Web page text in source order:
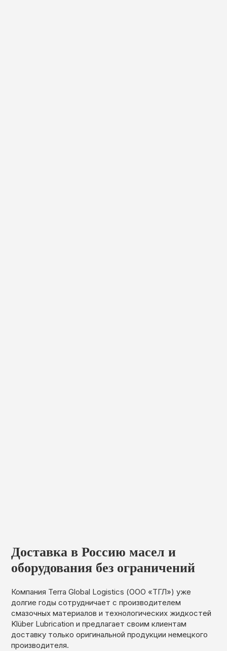
Доставка в Россию масел и
оборудования без ограничений
Компания Terra Global Logistics (ООО «ТГЛ») уже
долгие годы сотрудничает с производителем
смазочных материалов и технологических жидкостей
Klüber Lubrication и предлагает своим клиентам
доставку только оригинальной продукции немецкого
производителя.